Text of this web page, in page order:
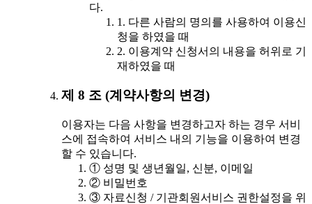
다.
1. 다른 사람의 명의를 사용하여 이용신
청을 하였을 때
2. 이용계약 신청서의 내용을 허위로 기
재하였을 때
제 8 조 (계약사항의 변경)
이용자는 다음 사항을 변경하고자 하는 경우 서비
스에 접속하여 서비스 내의 기능을 이용하여 변경
할 수 있습니다.
① 성명 및 생년월일, 신분, 이메일
② 비밀번호
③ 자료신청 / 기관회원서비스 권한설정을 위